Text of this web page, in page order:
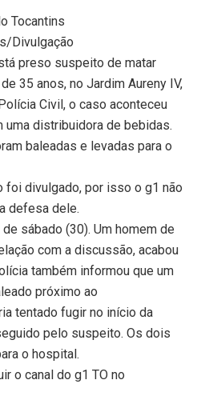
Tocantins
Divulgação
preso suspeito de matar
35 anos, no Jardim Aureny IV,
Civil, o caso aconteceu
uma distribuidora de bebidas.
baleadas e levadas para o
foi divulgado, por isso o g1 não
defesa dele.
sábado (30). Um homem de
com a discussão, acabou
também informou que um
próximo ao
tentado fugir no início da
pelo suspeito. Os dois
o hospital.
o canal do g1 TO no